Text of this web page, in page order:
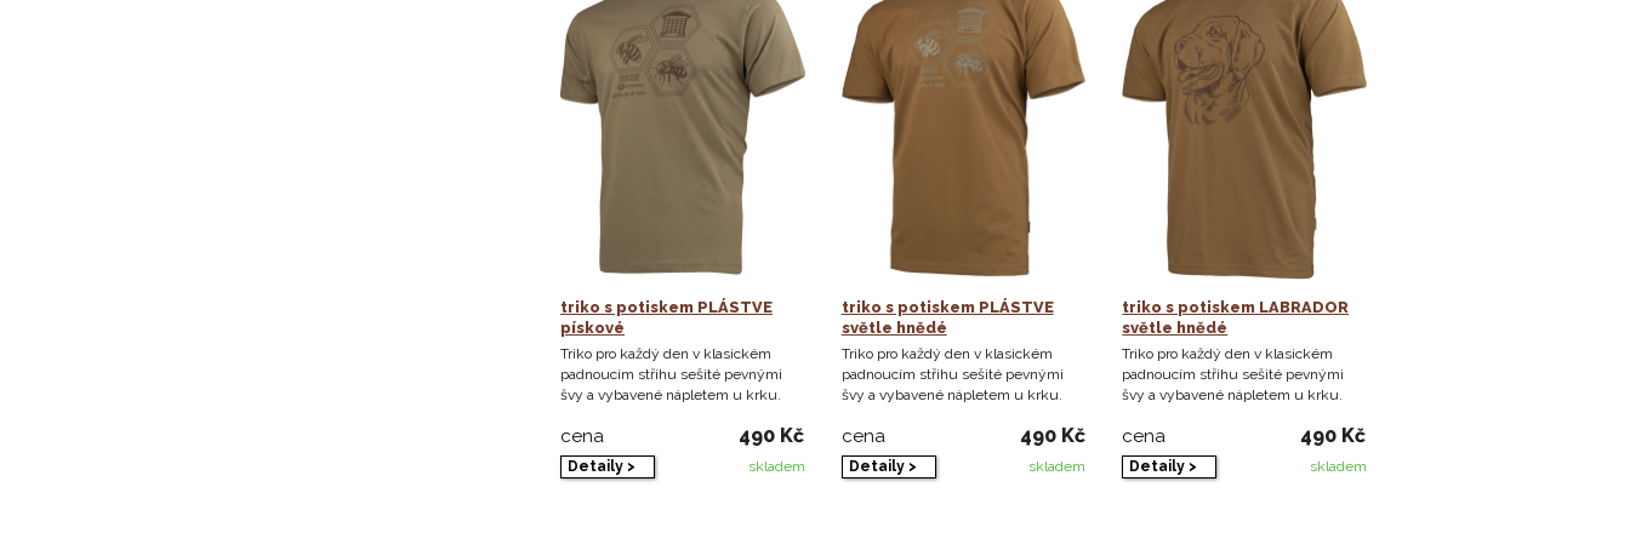
triko s potiskem PLÁSTVE
pískové
Triko pro každý den v klasickém
padnoucím střihu sešité pevnými
švy a vybavené nápletem u krku.
cena 490 Kč
Detaily > skladem
triko s potiskem PLÁSTVE
světle hnědé
Triko pro každý den v klasickém
padnoucím střihu sešité pevnými
švy a vybavené nápletem u krku.
cena 490 Kč
Detaily > skladem
triko s potiskem LABRADOR
světle hnědé
Triko pro každý den v klasickém
padnoucím střihu sešité pevnými
švy a vybavené nápletem u krku.
cena 490 Kč
Detaily > skladem